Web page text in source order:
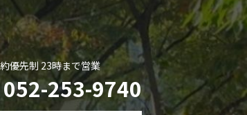
優先制 23時まで営業
253-9740